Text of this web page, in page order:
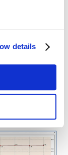
details
medición